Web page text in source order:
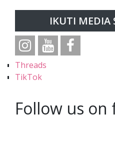
IKUTI MEDIA
Threads
TikTok
Follow us on